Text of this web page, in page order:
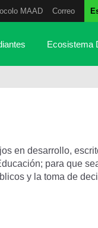
MAAD Correo
Ecosistema
en desarrollo,
para que
y la toma de